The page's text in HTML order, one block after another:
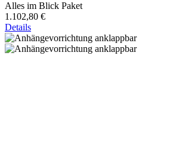
Alles im Blick Paket
1.102,80 €
Details